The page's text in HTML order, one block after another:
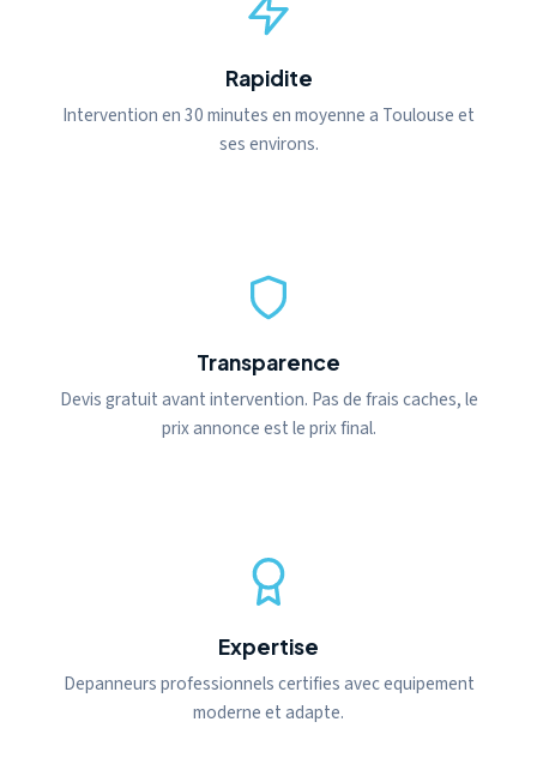
Rapidite
Intervention en 30 minutes en moyenne a Toulouse et
ses environs.
Transparence
Devis gratuit avant intervention. Pas de frais caches, le
prix annonce est le prix final.
Expertise
Depanneurs professionnels certifies avec equipement
moderne et adapte.